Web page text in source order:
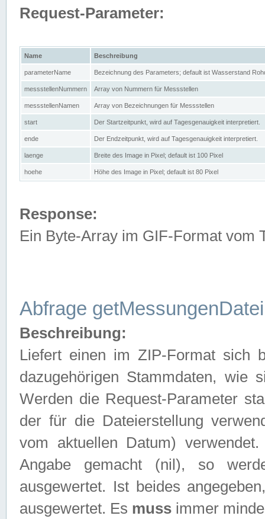
Request-Parameter:
Name Beschreibung
parameterName Bezeichnung des Parameters; default ist Wasserstand
messstellenNummern Array von Nummern für Messstellen
messstellenNamen Array von Bezeichnungen für Messstellen
start Der Startzeitpunkt, wird auf Tagesgenauigkeit interpretiert.
ende Der Endzeitpunkt, wird auf Tagesgenauigkeit interpretiert.
laenge Breite des Image in Pixel; default ist 100 Pixel
hoehe Höhe des Image in Pixel; default ist 80 Pixel
Response:
Ein Byte-Array im GIF-Format vom
Abfrage getMessungenDatei
Beschreibung:
Liefert einen im ZIP-Format sich
dazugehörigen Stammdaten, wie
Werden die Request-Parameter
der für die Dateierstellung
vom aktuellen Datum)
Angabe gemacht (nil), so
ausgewertet. Ist beides
ausgewertet. Es muss immer